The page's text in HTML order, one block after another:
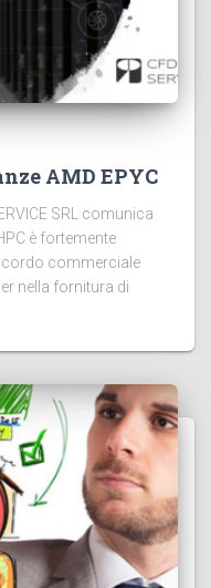
AMD EPYC
SRL comunica
è fortemente
commerciale
nella fornitura di